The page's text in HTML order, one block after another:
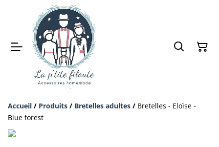
Accueil / Produits / Bretelles adultes / Bretelles - Eloïse -
Blue forest